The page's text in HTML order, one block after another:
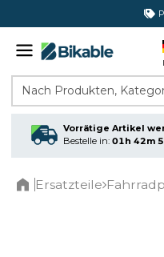
365
Nach Produkten,
Vorrätige Artikel
Bestelle in: 01h 42m
Ersatzteile